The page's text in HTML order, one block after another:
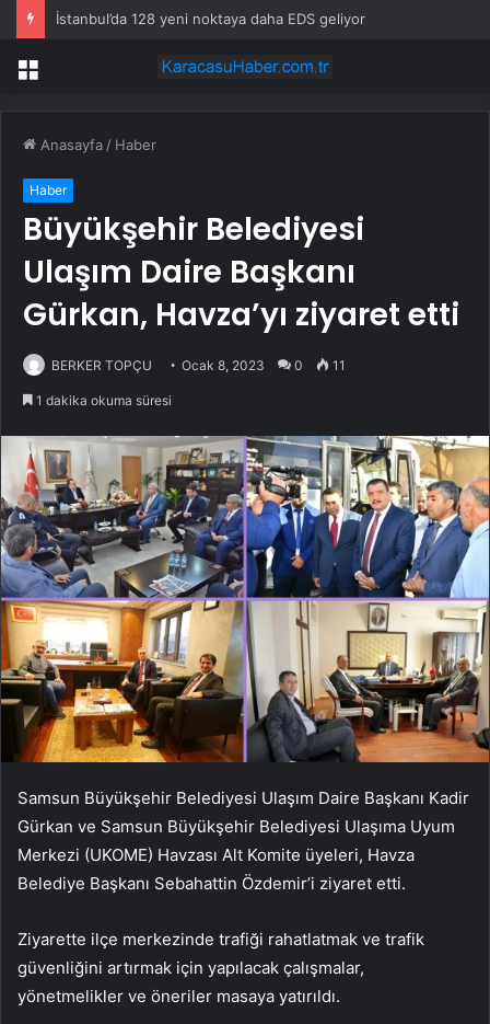
İstanbul’da 128 yeni noktaya daha EDS geliyor
Menü
Anasayfa / Haber
Haber
Büyükşehir Belediyesi
Ulaşım Daire Başkanı
Gürkan, Havza’yı ziyaret etti
BERKER TOPÇU Ocak 8, 2023 0 11
1 dakika okuma süresi
Samsun Büyükşehir Belediyesi Ulaşım Daire Başkanı Kadir
Gürkan ve Samsun Büyükşehir Belediyesi Ulaşıma Uyum
Merkezi (UKOME) Havzası Alt Komite üyeleri, Havza
Belediye Başkanı Sebahattin Özdemir’i ziyaret etti.
Ziyarette ilçe merkezinde trafiği rahatlatmak ve trafik
güvenliğini artırmak için yapılacak çalışmalar,
yönetmelikler ve öneriler masaya yatırıldı.